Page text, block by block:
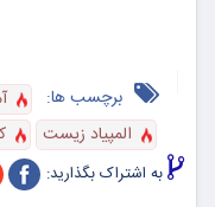
برچسب ها:
المپیاد زیست
به اشتراک بگذارید: